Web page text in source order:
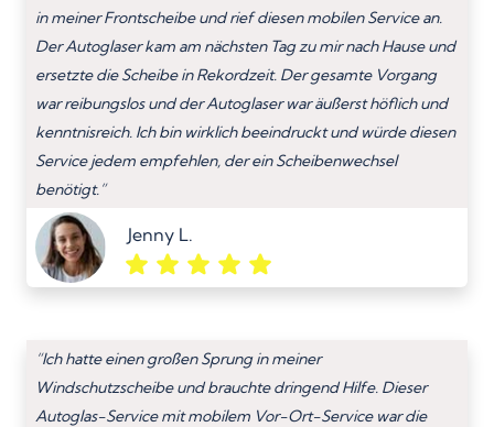
in meiner Frontscheibe und rief diesen mobilen Service an.
Der Autoglaser kam am nächsten Tag zu mir nach Hause und
ersetzte die Scheibe in Rekordzeit. Der gesamte Vorgang
war reibungslos und der Autoglaser war äußerst höflich und
kenntnisreich. Ich bin wirklich beeindruckt und würde diesen
Service jedem empfehlen, der ein Scheibenwechsel
benötigt.”
Jenny L.
“Ich hatte einen großen Sprung in meiner
Windschutzscheibe und brauchte dringend Hilfe. Dieser
Autoglas-Service mit mobilem Vor-Ort-Service war die